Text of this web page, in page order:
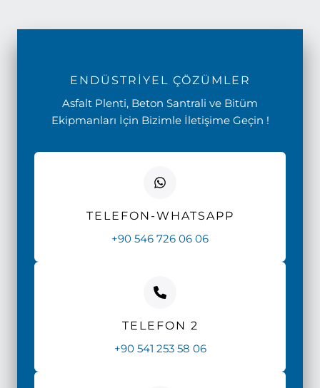
ENDÜSTRİYEL ÇÖZÜMLER
Asfalt Plenti, Beton Santrali ve Bitüm
Ekipmanları İçin Bizimle İletişime Geçin !
TELEFON-WHATSAPP
+90 546 726 06 06
TELEFON 2
+90 541 253 58 06